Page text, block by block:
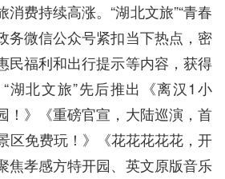
费持续高涨。“湖北文旅”“青春
务微信公众号紧扣当下热点，密
民福利和出行提示等内容，获得
湖北文旅”先后推出《离汉1小
！》《重磅官宣，大陆巡演，首
区免费玩！》《花花花花花，开
焦孝感方特开园、英文原版音乐